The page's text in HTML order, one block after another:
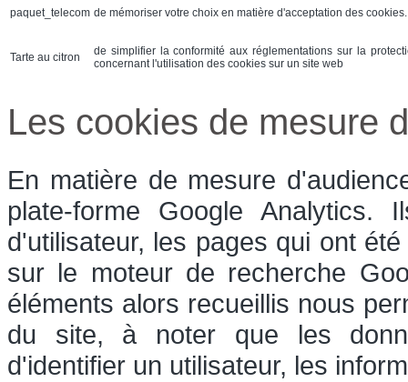
paquet_telecom de mémoriser votre choix en matière d'acceptation des
Tarte au citron
de simplifier la conformité aux réglementations sur la
concernant l'utilisation des cookies sur un site web
Les cookies de mesure
En matière de mesure
plate-forme Google Analytics.
d'utilisateur, les pages qui ont
sur le moteur de recherche
éléments alors recueillis nous
du site, à noter que les
d'identifier un utilisateur, les